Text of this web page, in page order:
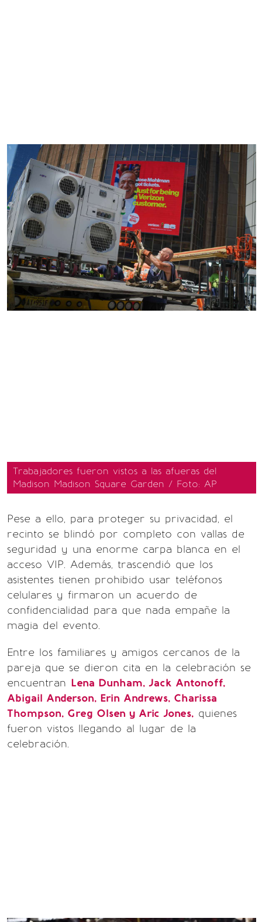
Trabajadores fueron vistos a las afueras del
Madison Madison Square Garden / Foto: AP
Pese a ello, para proteger su privacidad, el
recinto se blindó por completo con vallas de
seguridad y una enorme carpa blanca en el
acceso VIP. Además, trascendió que los
asistentes tienen prohibido usar teléfonos
celulares y firmaron un acuerdo de
confidencialidad para que nada empañe la
magia del evento.
Entre los familiares y amigos cercanos de la
pareja que se dieron cita en la celebración se
encuentran Lena Dunham, Jack Antonoff,
Abigail Anderson, Erin Andrews, Charissa
Thompson, Greg Olsen y Aric Jones, quienes
fueron vistos llegando al lugar de la
celebración.